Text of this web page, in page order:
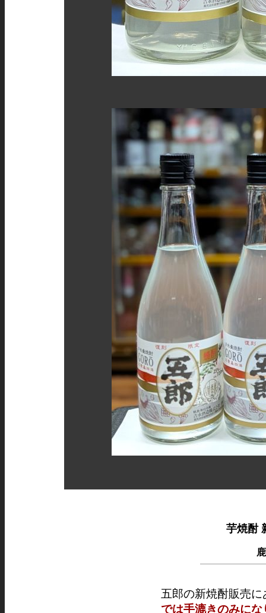
芋焼酎
五郎の新焼酎販売に
では手漉きのみにな